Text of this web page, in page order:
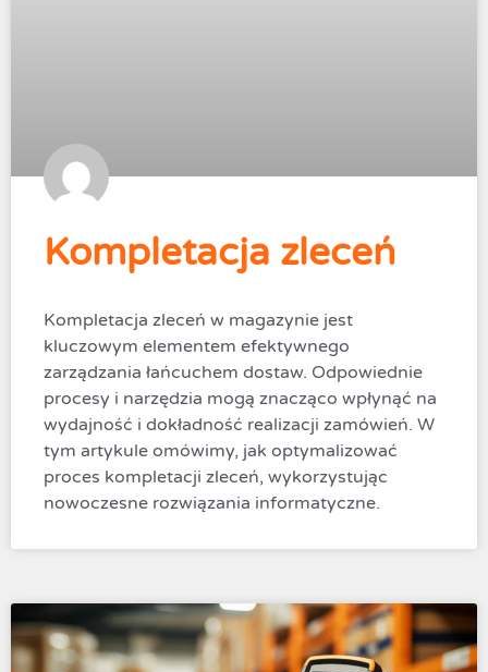
Kompletacja zleceń
Kompletacja zleceń w magazynie jest
kluczowym elementem efektywnego
zarządzania łańcuchem dostaw. Odpowiednie
procesy i narzędzia mogą znacząco wpłynąć na
wydajność i dokładność realizacji zamówień. W
tym artykule omówimy, jak optymalizować
proces kompletacji zleceń, wykorzystując
nowoczesne rozwiązania informatyczne.